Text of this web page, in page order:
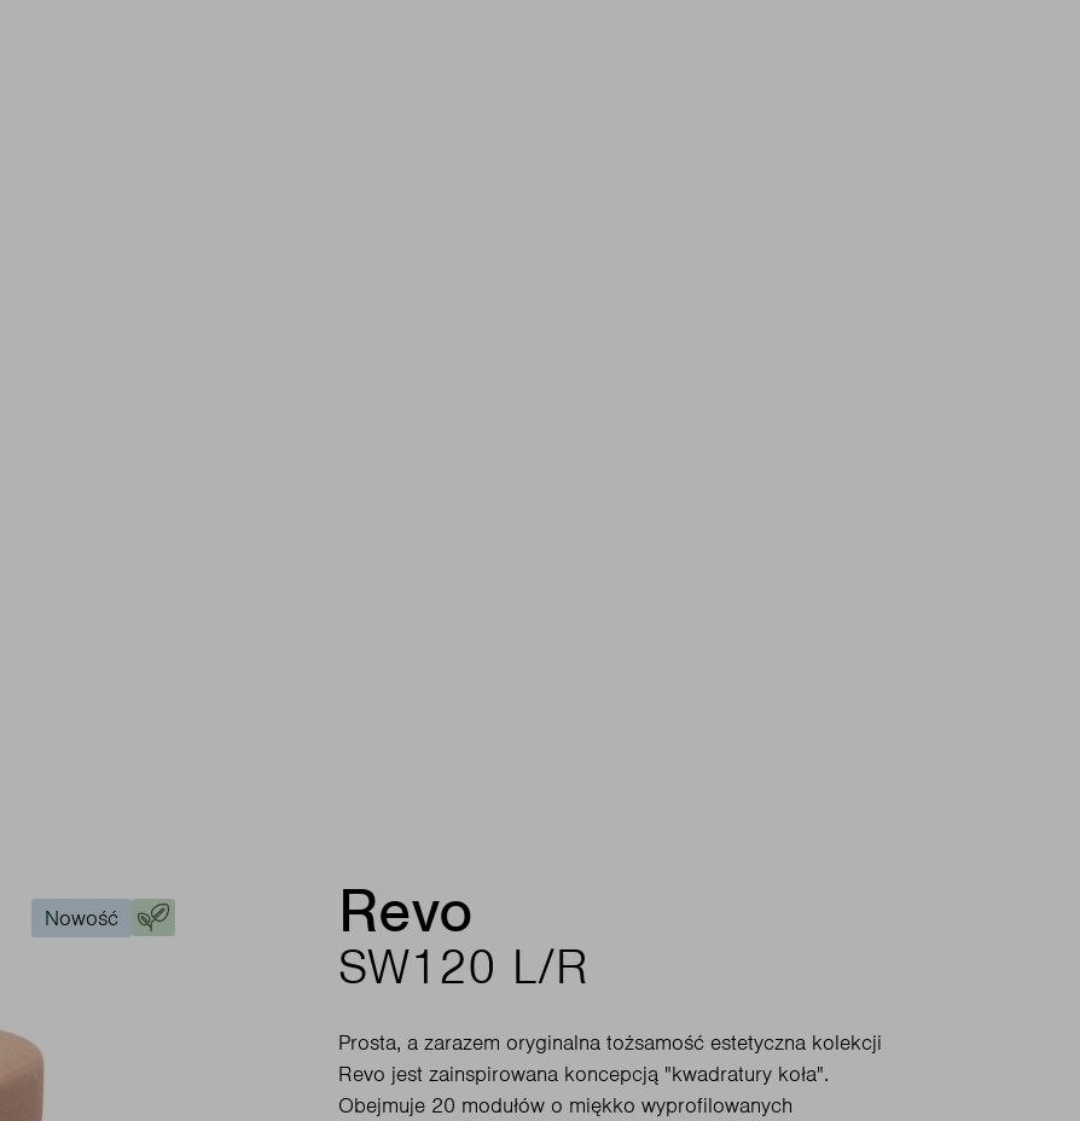
Nowość Revo
SW120 L/R
Prosta, a zarazem oryginalna tożsamość estetyczna kolekcji
Revo jest zainspirowana koncepcją "kwadratury koła".
Obejmuje 20 modułów o miękko wyprofilowanych